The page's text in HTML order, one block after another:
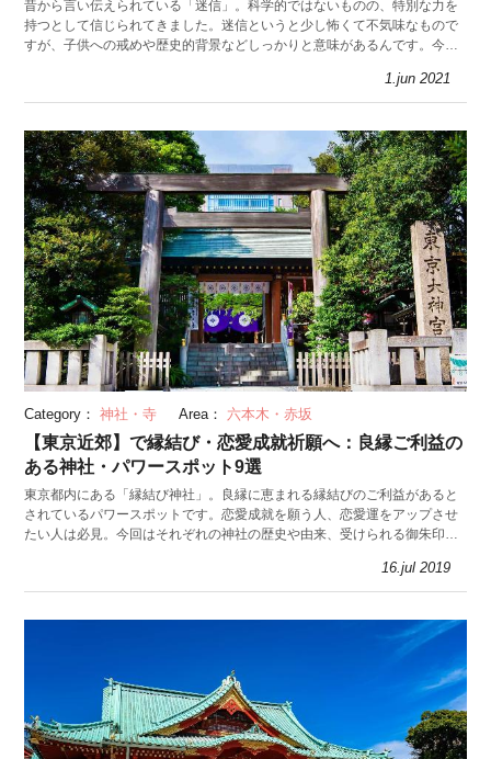
昔から言い伝えられている「迷信」。科学的ではないものの、特別な力を
持つとして信じられてきました。迷信というと少し怖くて不気味なもので
すが、子供への戒めや歴史的背景などしっかりと意味があるんです。今回
1.jun 2021
Category： 神社・寺 Area： 六本木・赤坂
【東京近郊】で縁結び・恋愛成就祈願へ：良縁ご利益の
ある神社・パワースポット9選
東京都内にある「縁結び神社」。良縁に恵まれる縁結びのご利益があると
されているパワースポットです。恋愛成就を願う人、恋愛運をアップさせ
たい人は必見。今回はそれぞれの神社の歴史や由来、受けられる御朱印に
16.jul 2019